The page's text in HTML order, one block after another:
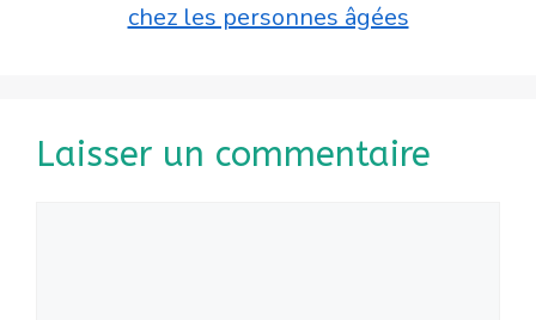
chez les personnes âgées
Laisser un commentaire